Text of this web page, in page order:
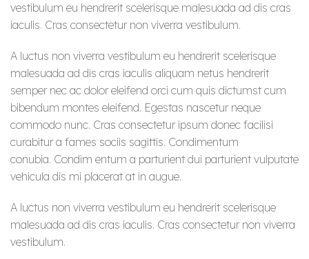
vestibulum eu hendrerit scelerisque malesuada ad dis cras
iaculis. Cras consectetur non viverra vestibulum.
A luctus non viverra vestibulum eu hendrerit scelerisque
malesuada ad dis cras iaculis aliquam netus hendrerit
semper nec ac dolor eleifend orci cum quis dictumst cum
bibendum montes eleifend. Egestas nascetur neque
commodo nunc. Cras consectetur ipsum donec facilisi
curabitur a fames sociis sagittis. Condimentum
conubia. Condim entum a parturient dui parturient vulputate
vehicula dis mi placerat at in augue.
A luctus non viverra vestibulum eu hendrerit scelerisque
malesuada ad dis cras iaculis. Cras consectetur non viverra
vestibulum.